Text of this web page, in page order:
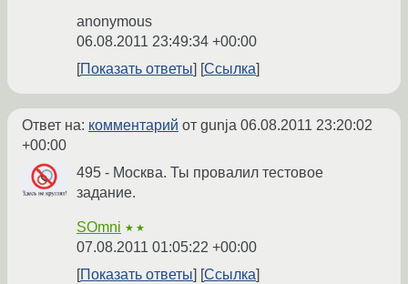
anonymous
06.08.2011 23:49:34 +00:00
Показать ответы
Ссылка
Ответ на: комментарий от gunja 06.08.2011 23:20:02
+00:00
495 - Москва. Ты провалил тестовое
задание.
SOmni ★★
07.08.2011 01:05:22 +00:00
Показать ответы
Ссылка